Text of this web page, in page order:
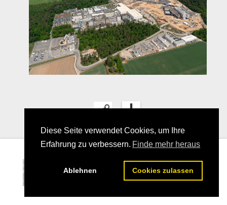
Diese Seite verwendet Cookies, um Ihre
Erfahrung zu verbessern. Finde mehr heraus
Ablehnen Cookies zulassen25